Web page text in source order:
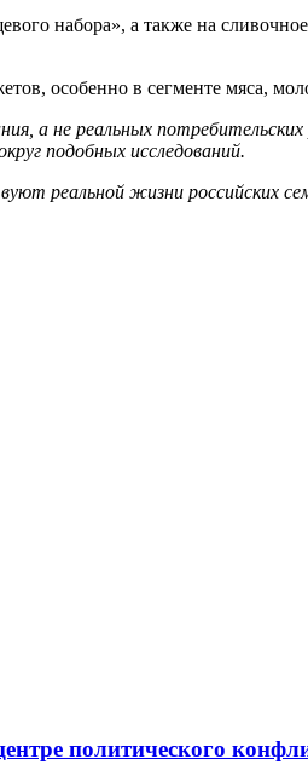
набора», а также на
особенно в сегменте мяса,
а не реальных
подобных исследований.
реальной жизни российских
политического